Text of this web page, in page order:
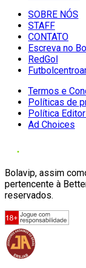
SOBRE NÓS
STAFF
CONTATO
Escreva no
RedGol
Termos e
Políticas de
Política
Ad Choices
Bolavip, assim
pertencente à
reservados.